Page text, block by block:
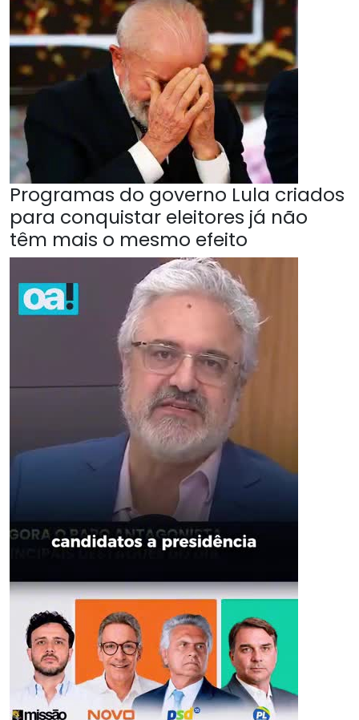
Programas do governo Lula criados
para conquistar eleitores já não
têm mais o mesmo efeito